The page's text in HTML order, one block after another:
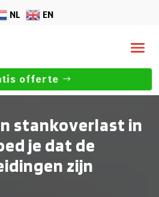
NL EN
offerte
stankoverlast in
je dat de
zijn